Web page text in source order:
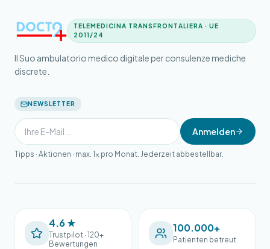
TELEMEDICINA TRANSFRONTALIERA · UE
2011/24
Il Suo ambulatorio medico digitale per consulenze mediche
discrete.
NEWSLETTER
Anmelden
Tipps · Aktionen · max. 1× pro Monat. Jederzeit abbestellbar.
4.6 ★
Trustpilot · 120+
Bewertungen
100.000+
Patienten betreut